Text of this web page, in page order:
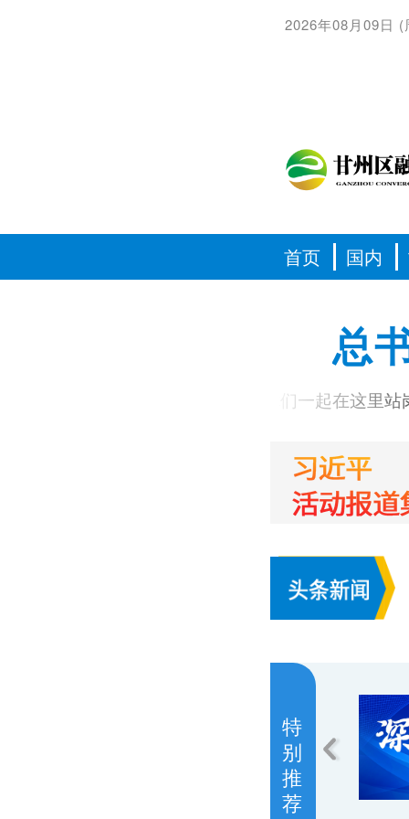
2026年08月09日 (
首页 国内
总
习语丨我和你们一起在这里站岗
特
别
推
荐